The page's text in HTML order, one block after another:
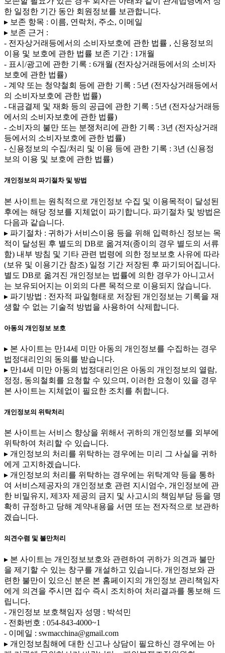
한 일정한 기간 동안 회원정보를 보관합니다.
▸ 보존 항목 : 이름, 연락처, 주소, 이메일
▸ 보존 근거 :
- 전자상거래등에서의 소비자보호에 관한 법률 , 신용정보의
이용 및 보호에 관한 법률 보존 기간 : 1개월
- 표시/광고에 관한 기록 : 6개월 (전자상거래등에서의 소비자
보호에 관한 법률)
- 계약 또는 청약철회 등에 관한 기록 : 5년 (전자상거래등에서
의 소비자보호에 관한 법률)
- 대금결제 및 재화 등의 공급에 관한 기록 : 5년 (전자상거래등
에서의 소비자보호에 관한 법률)
- 소비자의 불만 또는 분쟁처리에 관한 기록 : 3년 (전자상거래
등에서의 소비자보호에 관한 법률)
- 신용정보의 수집/처리 및 이용 등에 관한 기록 : 3년 (신용정
보의 이용 및 보호에 관한 법률)
개인정보의 파기절차 및 방법
본 사이트는 원칙적으로 개인정보 수집 및 이용목적이 달성된
후에는 해당 정보를 지체없이 파기합니다. 파기절차 및 방법은
다음과 같습니다.
▸ 파기절차 : 귀하가 서비스이용 등을 위해 입력하신 정보는 목
적이 달성된 후 별도의 DB로 옮겨져(종이의 경우 별도의 서류
함) 내부 방침 및 기타 관련 법령에 의한 정보보호 사유에 따라
(보유 및 이용기간 참조) 일정 기간 저장된 후 파기되어집니다.
별도 DB로 옮겨진 개인정보는 법률에 의한 경우가 아니고서
는 보유되어지는 이외의 다른 목적으로 이용되지 않습니다.
▸ 파기방법 : 전자적 파일형태로 저장된 개인정보는 기록을 재
생할 수 없는 기술적 방법을 사용하여 삭제합니다.
아동의 개인정보 보호
▸ 본 사이트는 만14세 미만 아동의 개인정보를 수집하는 경우
법정대리인의 동의를 받습니다.
▸ 만14세 미만 아동의 법정대리인은 아동의 개인정보의 열람,
정정, 동의철회를 요청할 수 있으며, 이러한 요청이 있을 경우
본 사이트는 지체없이 필요한 조치를 취합니다.
개인정보의 위탁처리
본 사이트는 서비스 향상을 위해서 귀하의 개인정보를 외부에
위탁하여 처리할 수 있습니다.
▸ 개인정보의 처리를 위탁하는 경우에는 미리 그 사실을 귀하
에게 고지하겠습니다.
▸ 개인정보의 처리를 위탁하는 경우에는 위탁계약 등을 통하
여 서비스제공자의 개인정보호 관련 지시엄수, 개인정보에 관
한 비밀유지, 제3자 제공의 금지 및 사고시의 책임부담 등을 명
확히 규정하고 당해 계약내용을 서면 또는 전자적으로 보관하
겠습니다.
의견수렴 및 불만처리
▸ 본 사이트는 개인정보보호와 관련하여 귀하가 의견과 불만
을 제기할 수 있는 창구를 개설하고 있습니다. 개인정보와 관
련한 불만이 있으신 분은 본 홈페이지의 개인정보 관리책임자
에게 의견을 주시면 접수 즉시 조치하여 처리결과를 통보해 드
립니다.
- 개인정보 보호책임자 성명 : 박석민
- 전화번호 : 054-843-4000~1
- 이메일 : swmacchina@gmail.com
▸ 개인정보침해에 대한 신고나 상담이 필요하신 경우에는 아